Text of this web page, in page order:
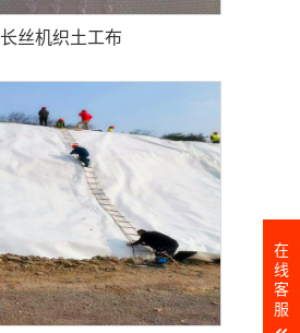
长丝机织土工布
在
线
客
服